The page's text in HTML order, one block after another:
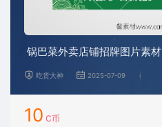
锅巴菜外卖店铺招牌图片素材
吃货大神 2025-07-09
10 C币